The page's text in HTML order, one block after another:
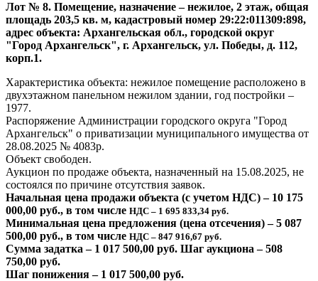
Лот № 8. Помещение, назначение – нежилое, 2 этаж, общая
площадь 203,5 кв. м, кадастровый номер 29:22:011309:898,
адрес объекта: Архангельская обл., городской округ
"Город Архангельск", г. Архангельск, ул. Победы, д. 112,
корп.1.
Характеристика объекта: нежилое помещение расположено в
двухэтажном панельном нежилом здании, год постройки –
1977.
Распоряжение Администрации городского округа "Город
Архангельск" о приватизации муниципального имущества от
28.08.2025 № 4083р.
Объект свободен.
Аукцион по продаже объекта, назначенный на 15.08.2025, не
состоялся по причине отсутствия заявок.
Начальная цена продажи объекта (с учетом НДС) – 10 175
000,00 руб., в том числе НДС – 1 695 833,34 руб.
Минимальная цена предложения (цена отсечения) – 5 087
500,00 руб., в том числе НДС – 847 916,67 руб.
Сумма задатка – 1 017 500,00 руб. Шаг аукциона – 508
750,00 руб.
Шаг понижения – 1 017 500,00 руб.